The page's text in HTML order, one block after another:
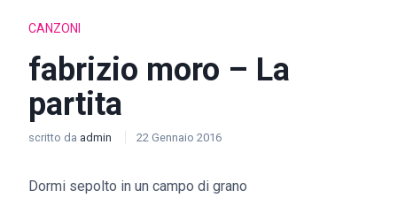
CANZONI
fabrizio moro – La
partita
scritto da admin 22 Gennaio 2016
Dormi sepolto in un campo di grano